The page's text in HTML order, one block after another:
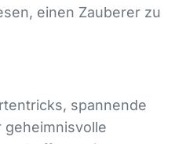
einen Zauberer zu
spannende